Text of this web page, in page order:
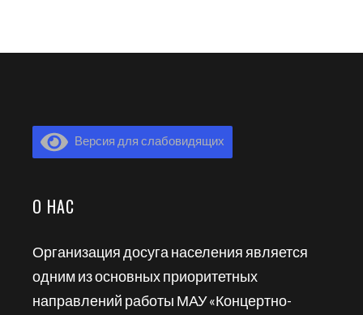
Версия для слабовидящих
О НАС
Организация досуга населения является
одним из основных приоритетных
направлений работы МАУ «Концертно-